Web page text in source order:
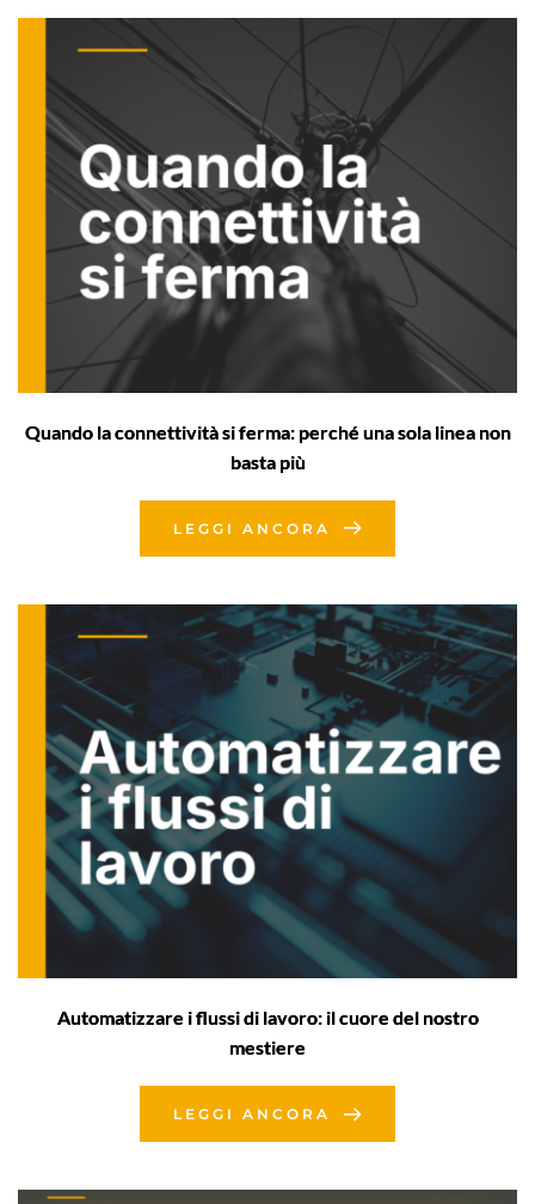
Quando la connettività si ferma: perché una sola linea non
basta più
LEGGI ANCORA
Automatizzare i flussi di lavoro: il cuore del nostro
mestiere
LEGGI ANCORA